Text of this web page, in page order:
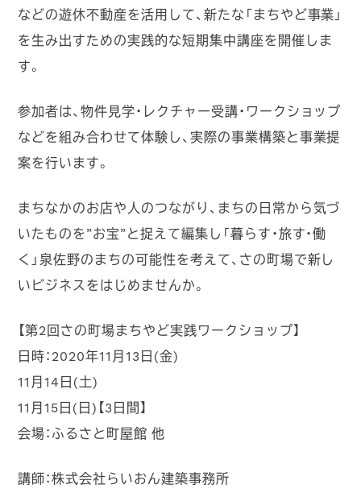
などの遊休不動産を活用して、新たな「まちやど事業」
を生み出すための実践的な短期集中講座を開催しま
す。
参加者は、物件見学・レクチャー受講・ワークショップ
などを組み合わせて体験し、実際の事業構築と事業提
案を行います。
まちなかのお店や人のつながり、まちの日常から気づ
いたものを”お宝”と捉えて編集し「暮らす・旅す・働
く」泉佐野のまちの可能性を考えて、さの町場で新し
いビジネスをはじめませんか。
【第2回さの町場まちやど実践ワークショップ】
日時：2020年11月13日(金)
11月14日(土)
11月15日(日)【3日間】
会場：ふるさと町屋館 他
講師：株式会社らいおん建築事務所